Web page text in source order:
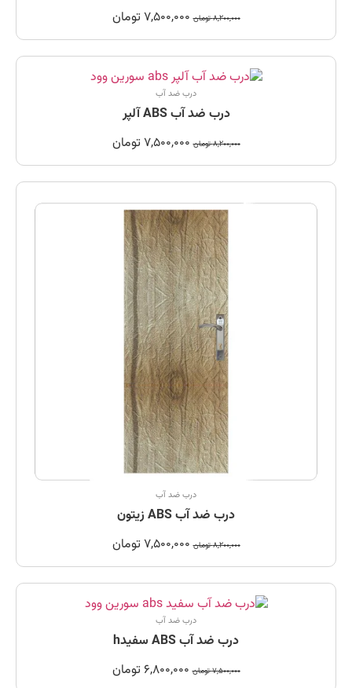
8,200,000 تومان 7,500,000 تومان
درب ضد آب
درب ضد آب ABS آلپر
8,200,000 تومان 7,500,000 تومان
درب ضد آب
درب ضد آب ABS زیتون
8,200,000 تومان 7,500,000 تومان
درب ضد آب
درب ضد آب ABS سفیدh
7,500,000 تومان 6,800,000 تومان